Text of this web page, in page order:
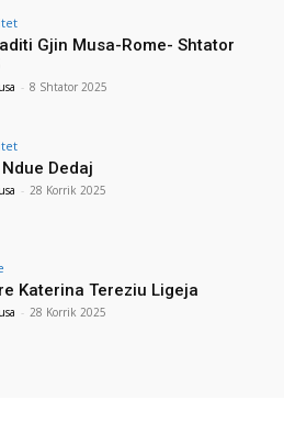
Gjin Musa-Rome- Shtator
- 8 Shtator 2025
Dedaj
- 28 Korrik 2025
Katerina Tereziu Ligeja
- 28 Korrik 2025